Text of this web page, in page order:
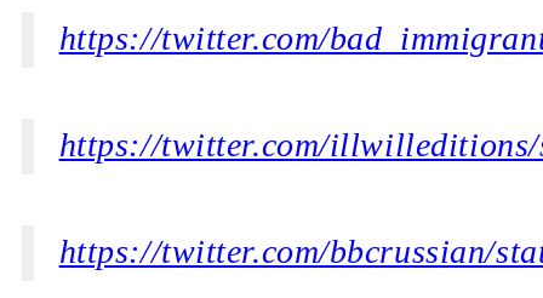
https://twitter.com/
https://twitter.com/illwilleditions/
https://twitter.com/bbcrussian/